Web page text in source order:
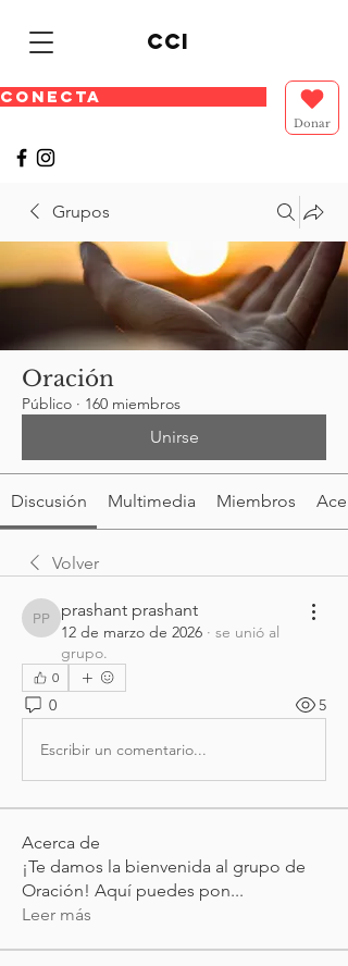
cci
CONECTA
Donar
Grupos
Oración
Público · 160 miembros
Unirse
Discusión Multimedia Miembros
Volver
prashant prashant
prashant prashant
12 de marzo de 2026 · se unió al
grupo.
0
0 5
Escribir un comentario...
Acerca de
¡Te damos la bienvenida al grupo de
Oración! Aquí puedes pon...
Leer más